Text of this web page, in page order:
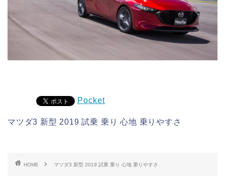
Pocket
マツダ3 新型 2019 試乗 乗り 心地 乗りやすさ
HOME マツダ3 新型 2019 試乗 乗り 心地 乗りやすさ